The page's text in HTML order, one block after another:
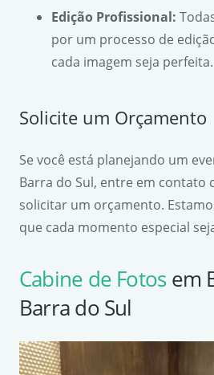
Edição Profissional:
por um processo de
cada imagem seja perfeita.
Solicite um Orçamento
Se você está planejando um
Barra do Sul, entre em contato
solicitar um orçamento.
que cada momento especial
Cabine de Fotosem
Barra do Sul